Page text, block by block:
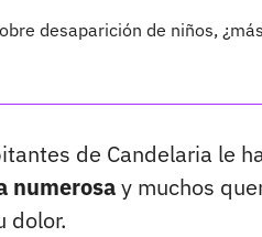
desaparición de niños,
de Candelaria le
numerosay muchos
dolor.